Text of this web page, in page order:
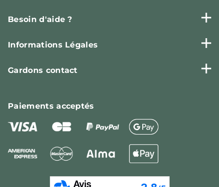
Besoin d'aide ?
Informations Légales
Gardons contact
Paiementsacceptés